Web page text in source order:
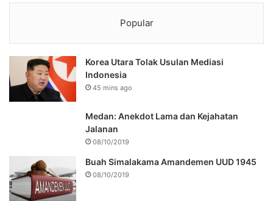
Popular
Korea Utara Tolak Usulan Mediasi
Indonesia
45 mins ago
Medan: Anekdot Lama dan Kejahatan
Jalanan
08/10/2019
Buah Simalakama Amandemen UUD 1945
08/10/2019